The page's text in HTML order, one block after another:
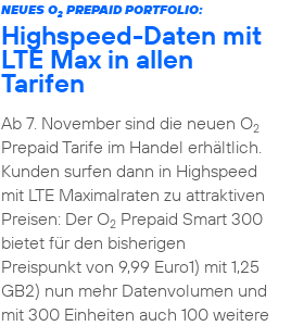
NEUES O2PREPAID PORTFOLIO:
Highspeed-Daten mit
LTE Max in allen
Tarifen
Ab 7. November sind die neuen O2
Prepaid Tarife im Handel erhältlich.
Kunden surfen dann in Highspeed
mit LTE Maximalraten zu attraktiven
Preisen: Der O2Prepaid Smart 300
bietet für den bisherigen
Preispunkt von 9,99 Euro1) mit 1,25
GB2) nun mehr Datenvolumen und
mit 300 Einheiten auch 100 weitere